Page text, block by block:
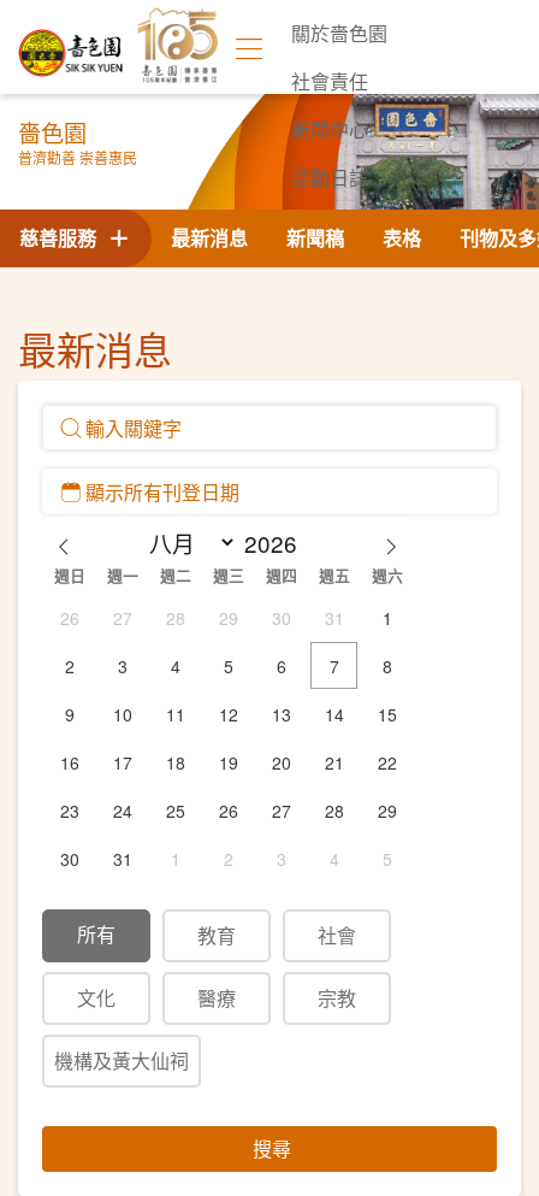
關於嗇色園
社會責任
新聞中心
活動日誌
聯絡我們
嗇色園
普濟勸善 崇善惠民
最新消息 新聞稿 表格 刊物及
慈善服務
最新消息
週日 週一 週二 週三 週四 週五 週六
26 27 28 29 30 31
1
2
3 4 5 6 7
8
9
10 11 12 13 14
15
16
17 18 19 20 21
22
23
24 25 26 27 28
29
30
31 1 2 3 4 5
所有 教育 社會
文化 醫療 宗教
機構及黃大仙祠
搜尋